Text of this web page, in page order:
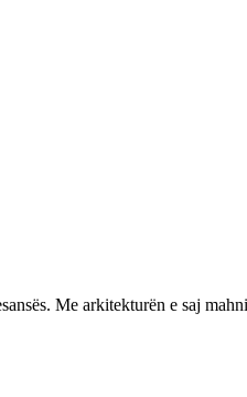
Me arkitekturën e saj